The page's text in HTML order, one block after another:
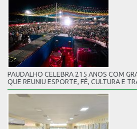
PAUDALHO CELEBRA 215 ANOS COM
QUE REUNIU ESPORTE, FÉ, CULTURA E